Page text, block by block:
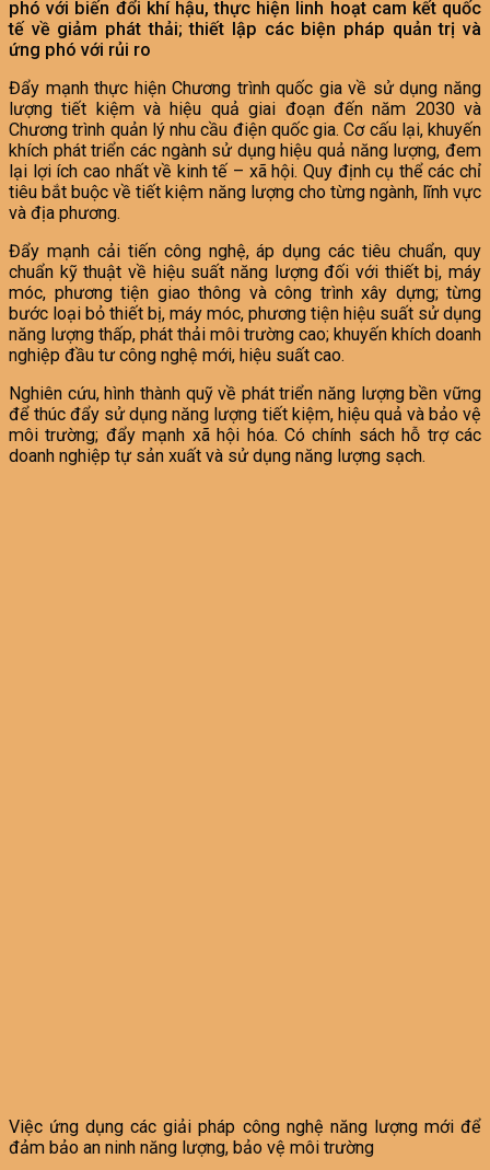
phó với biến đổi khí hậu, thực hiện linh hoạt cam kết quốc
tế về giảm phát thải; thiết lập các biện pháp quản trị và
ứng phó với rủi ro
Đẩy mạnh thực hiện Chương trình quốc gia về sử dụng năng
lượng tiết kiệm và hiệu quả giai đoạn đến năm 2030 và
Chương trình quản lý nhu cầu điện quốc gia. Cơ cấu lại, khuyến
khích phát triển các ngành sử dụng hiệu quả năng lượng, đem
lại lợi ích cao nhất về kinh tế – xã hội. Quy định cụ thể các chỉ
tiêu bắt buộc về tiết kiệm năng lượng cho từng ngành, lĩnh vực
và địa phương.
Đẩy mạnh cải tiến công nghệ, áp dụng các tiêu chuẩn, quy
chuẩn kỹ thuật về hiệu suất năng lượng đối với thiết bị, máy
móc, phương tiện giao thông và công trình xây dựng; từng
bước loại bỏ thiết bị, máy móc, phương tiện hiệu suất sử dụng
năng lượng thấp, phát thải môi trường cao; khuyến khích doanh
nghiệp đầu tư công nghệ mới, hiệu suất cao.
Nghiên cứu, hình thành quỹ về phát triển năng lượng bền vững
để thúc đẩy sử dụng năng lượng tiết kiệm, hiệu quả và bảo vệ
môi trường; đẩy mạnh xã hội hóa. Có chính sách hỗ trợ các
doanh nghiệp tự sản xuất và sử dụng năng lượng sạch.
Việc ứng dụng các giải pháp công nghệ năng lượng mới để
đảm bảo an ninh năng lượng, bảo vệ môi trường